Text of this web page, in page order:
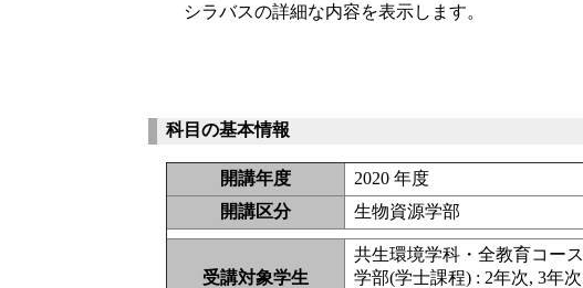
シラバスの詳細な内容を表示します。
科目の基本情報
開講年度
2020 年度
開講区分
生物資源学部
受講対象学生
共生環境学科・全教育コース
学部(学士課程) : 2年次, 3年次